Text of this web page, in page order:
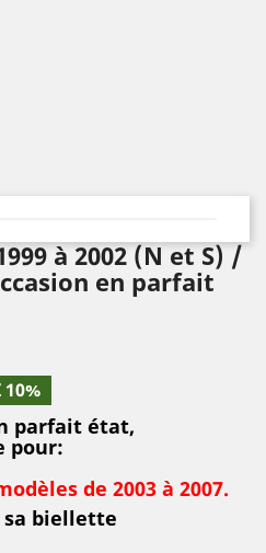
à 2002 (N et S) /
en parfait
10%
parfait état,
pour:
de 2003 à 2007.
sa biellette